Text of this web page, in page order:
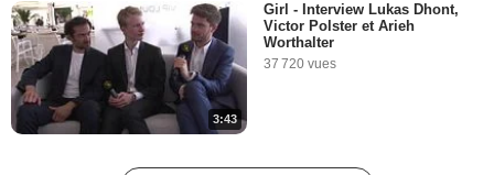
3:43
Girl - Interview Lukas Dhont,
Victor Polster et Arieh
Worthalter
37 720 vues